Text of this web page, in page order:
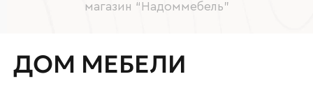
магазин “Надоммебель”
ДОМ МЕБЕЛИ